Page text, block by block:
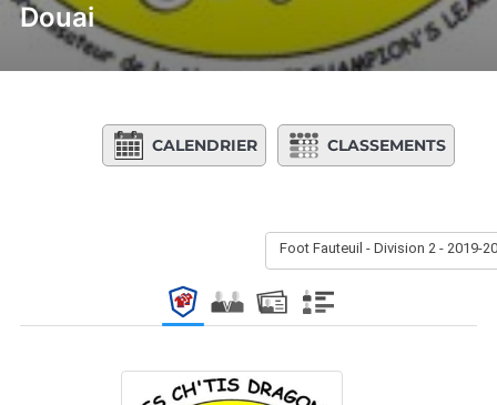
Douai
CALENDRIER CLASSEMENTS
Foot Fauteuil - Division 2 - 2019-